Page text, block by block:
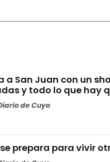
a San Juan con un
y todo lo que hay
de Cuyo
prepara para vivir